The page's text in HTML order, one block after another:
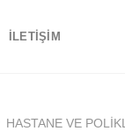
İLETIŞIM
HASTANE VE